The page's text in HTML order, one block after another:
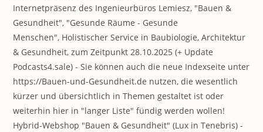
Internetpräsenz des Ingenieurbüros Lemiesz, "Bauen &
Gesundheit", "Gesunde Räume - Gesunde
Menschen", Holistischer Service in Baubiologie, Architektur
& Gesundheit, zum Zeitpunkt 28.10.2025 (+ Update
Podcasts4.sale) - Sie können auch die neue Indexseite unter
https://Bauen-und-Gesundheit.de nutzen, die wesentlich
kürzer und übersichtlich in Themen gestaltet ist oder
weiterhin hier in "langer Liste" fündig werden wollen!
Hybrid-Webshop "Bauen & Gesundheit" (Lux in Tenebris) -